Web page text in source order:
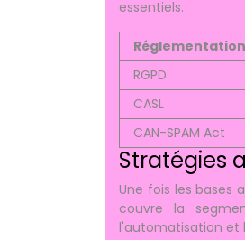
essentiels.
Réglementation
RGPD
CASL
CAN-SPAM Act
Stratégies
Une fois les bases
couvre la
l'automatisation et